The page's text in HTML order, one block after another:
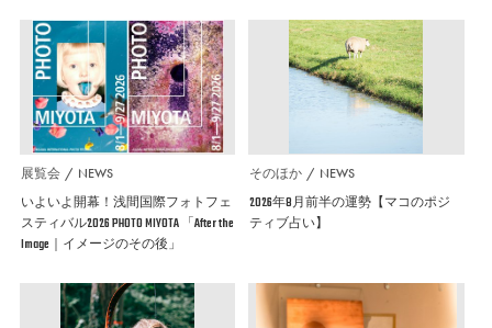
展覧会 NEWS
いよいよ開幕！浅間国際フォトフェ
スティバル2026 PHOTO MIYOTA 「After the
Image｜イメージのその後」
そのほか NEWS
2026年8月前半の運勢【マコのポジ
ティブ占い】